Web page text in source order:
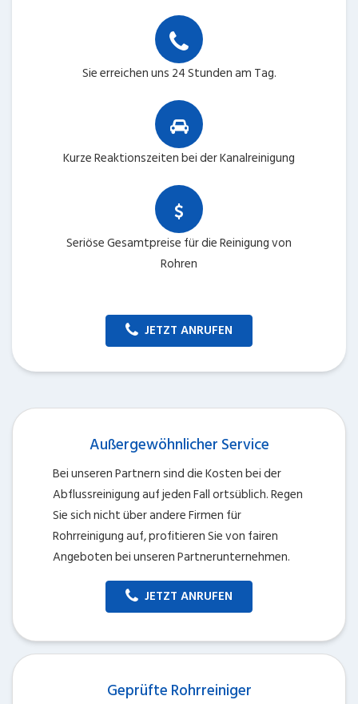
Sie erreichen uns 24 Stunden am Tag.
Kurze Reaktionszeiten bei der Kanalreinigung
Seriöse Gesamtpreise für die Reinigung von
Rohren
JETZT ANRUFEN
Außergewöhnlicher Service
Bei unseren Partnern sind die Kosten bei der
Abflussreinigung auf jeden Fall ortsüblich. Regen
Sie sich nicht über andere Firmen für
Rohrreinigung auf, profitieren Sie von fairen
Angeboten bei unseren Partnerunternehmen.
JETZT ANRUFEN
Geprüfte Rohrreiniger